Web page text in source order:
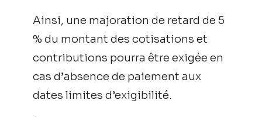
Ainsi, une majoration de retard de 5
% du montant des cotisations et
contributions pourra être exigée en
cas d’absence de paiement aux
dates limites d’exigibilité.